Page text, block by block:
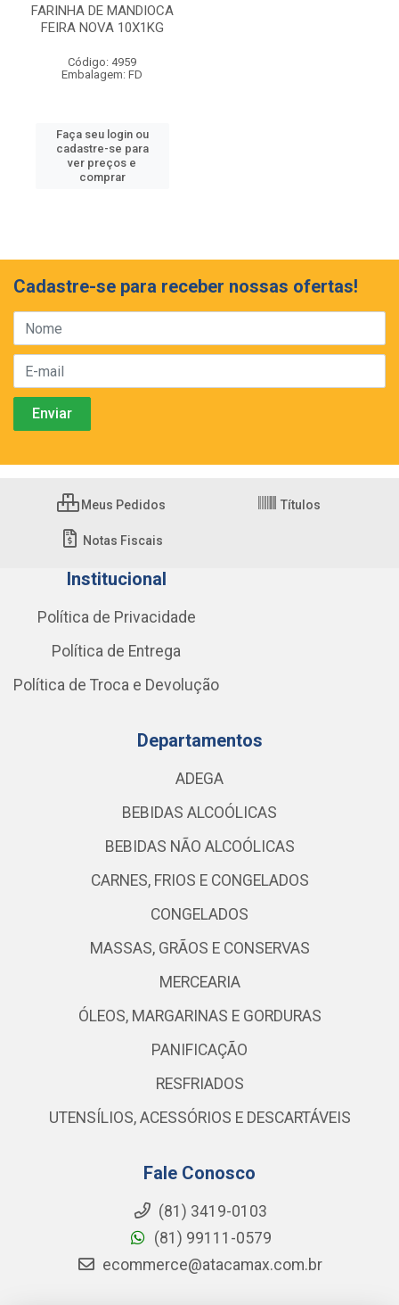
FARINHA DE MANDIOCA
FEIRA NOVA 10X1KG
Código: 4959
Embalagem: FD
Faça seu login ou
cadastre-se para
ver preços e
comprar
Cadastre-se para receber nossas ofertas!
Meus Pedidos Títulos
Notas Fiscais
Institucional
Política de Privacidade
Política de Entrega
Política de Troca e Devolução
Departamentos
ADEGA
BEBIDAS ALCOÓLICAS
BEBIDAS NÃO ALCOÓLICAS
CARNES, FRIOS E CONGELADOS
CONGELADOS
MASSAS, GRÃOS E CONSERVAS
MERCEARIA
ÓLEOS, MARGARINAS E GORDURAS
PANIFICAÇÃO
RESFRIADOS
UTENSÍLIOS, ACESSÓRIOS E DESCARTÁVEIS
Fale Conosco
(81) 3419-0103
(81) 99111-0579
ecommerce@atacamax.com.br